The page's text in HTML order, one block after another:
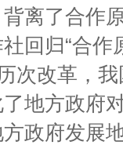
离了合作
回归“合作
次改革，
地方政府
政府发展